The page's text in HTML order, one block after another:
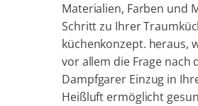
Materialien, Farben und
Schritt zu Ihrer
küchenkonzept. heraus,
vor allem die Frage nach
Dampfgarer Einzug in
Heißluft ermöglicht